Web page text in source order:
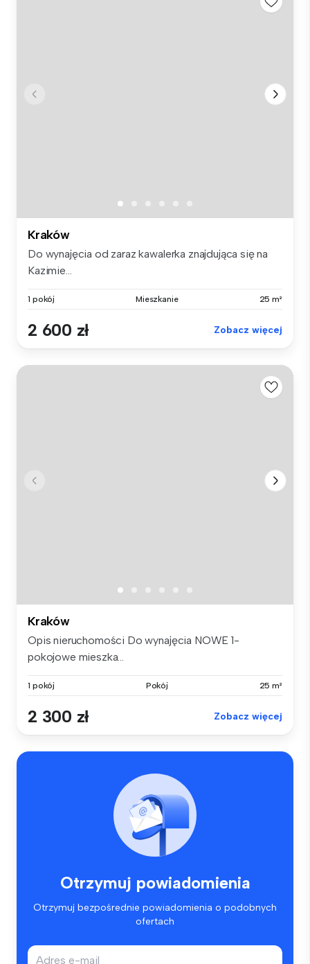
Kraków
Do wynajęcia od zaraz kawalerka znajdująca się na
Kazimie...
1 pokój Mieszkanie 25 m²
2 600 zł Zobacz więcej
Kraków
Opis nieruchomości Do wynajęcia NOWE 1-
pokojowe mieszka...
1 pokój Pokój 25 m²
2 300 zł Zobacz więcej
Otrzymuj powiadomienia
Otrzymuj bezpośrednie powiadomienia o podobnych
ofertach